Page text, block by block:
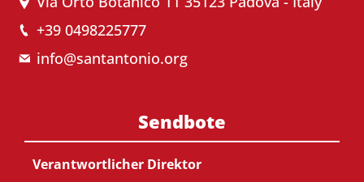
+39 0498225777
info@santantonio.org
Sendbote
Verantwortlicher Direktor